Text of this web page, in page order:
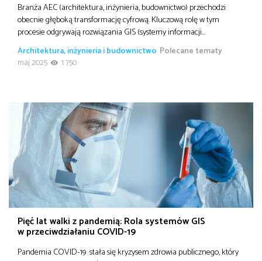
Branża AEC (architektura, inżynieria, budownictwo) przechodzi
obecnie głęboką transformację cyfrową. Kluczową rolę w tym
procesie odgrywają rozwiązania GIS (systemy informacji…
Architektura, inżynieria i budownictwo Polecane tematy
maj 2025
1 750
Pięć lat walki z pandemią: Rola systemów GIS
w przeciwdziałaniu COVID-19
Pandemia COVID-19 stała się kryzysem zdrowia publicznego, który